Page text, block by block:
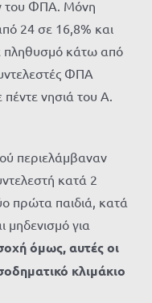
του ΦΠΑ. Μόνη
24 σε 16,8% και
πληθυσμό κάτω από
ΦΠΑ
νησιά του Α.
περιελάμβαναν
κατά 2
πρώτα παιδιά, κατά
μηδενισμό για
όμως, αυτές οι
κλιμάκιο